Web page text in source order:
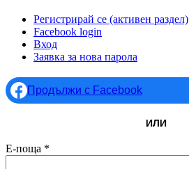
Регистрирай се (активен раздел)
Facebook login
Вход
Заявка за нова парола
Продължи с Facebook
ИЛИ
Е-поща *